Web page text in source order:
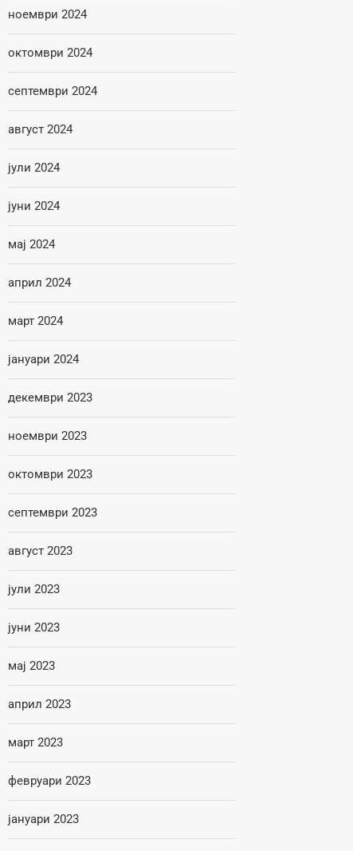
ноември 2024
октомври 2024
септември 2024
август 2024
јули 2024
јуни 2024
мај 2024
април 2024
март 2024
јануари 2024
декември 2023
ноември 2023
октомври 2023
септември 2023
август 2023
јули 2023
јуни 2023
мај 2023
април 2023
март 2023
февруари 2023
јануари 2023